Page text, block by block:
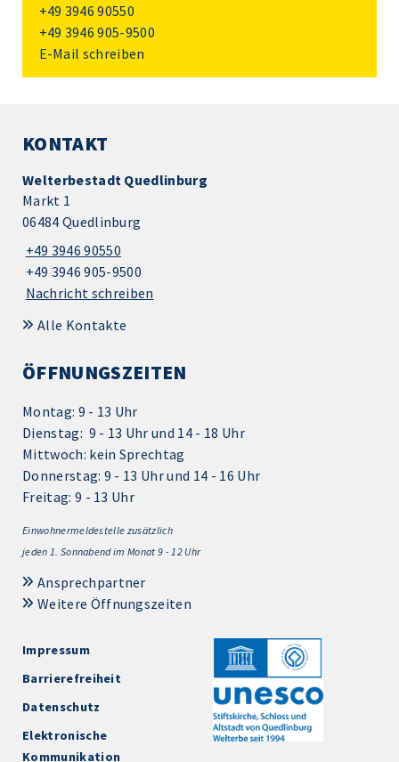
+49 3946 90550
+49 3946 905-9500
E-Mail schreiben
KONTAKT
Welterbestadt Quedlinburg
Markt 1
06484 Quedlinburg
+49 3946 90550
+49 3946 905-9500
Nachricht schreiben
Alle Kontakte
ÖFFNUNGSZEITEN
Montag: 9 - 13 Uhr
Dienstag: 9 - 13 Uhr und 14 - 18 Uhr
Mittwoch: kein Sprechtag
Donnerstag: 9 - 13 Uhr und 14 - 16 Uhr
Freitag: 9 - 13 Uhr
Einwohnermeldestelle zusätzlich
jeden 1. Sonnabend im Monat 9 - 12 Uhr
Ansprechpartner
Weitere Öffnungszeiten
Impressum
Barrierefreiheit
Datenschutz
Elektronische
Kommunikation